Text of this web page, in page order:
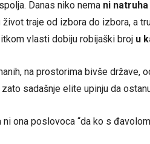
Danas niko nema ni
traje od izbora do izbora, a
vlasti dobiju robijaški broj u
na prostorima bivše države,
sadašnje elite upinju da
ona poslovoca “da ko s